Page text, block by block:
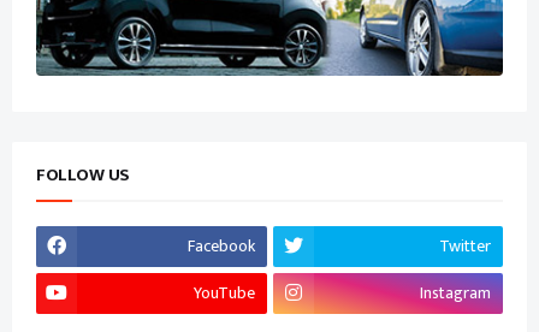
FOLLOW US
Facebook
Twitter
YouTube
Instagram